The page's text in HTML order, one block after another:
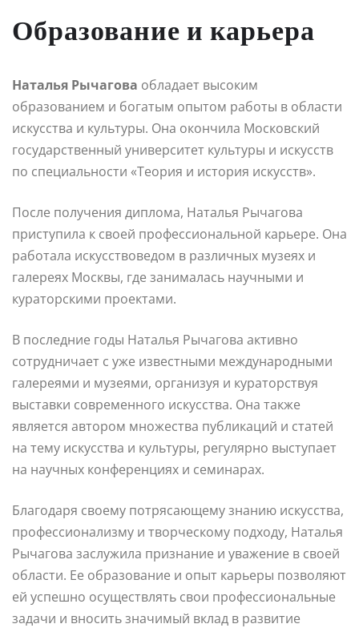
Образование и карьера
Наталья Рычагова обладает высоким
образованием и богатым опытом работы в области
искусства и культуры. Она окончила Московский
государственный университет культуры и искусств
по специальности «Теория и история искусств».
После получения диплома, Наталья Рычагова
приступила к своей профессиональной карьере. Она
работала искусствоведом в различных музеях и
галереях Москвы, где занималась научными и
кураторскими проектами.
В последние годы Наталья Рычагова активно
сотрудничает с уже известными международными
галереями и музеями, организуя и кураторствуя
выставки современного искусства. Она также
является автором множества публикаций и статей
на тему искусства и культуры, регулярно выступает
на научных конференциях и семинарах.
Благодаря своему потрясающему знанию искусства,
профессионализму и творческому подходу, Наталья
Рычагова заслужила признание и уважение в своей
области. Ее образование и опыт карьеры позволяют
ей успешно осуществлять свои профессиональные
задачи и вносить значимый вклад в развитие